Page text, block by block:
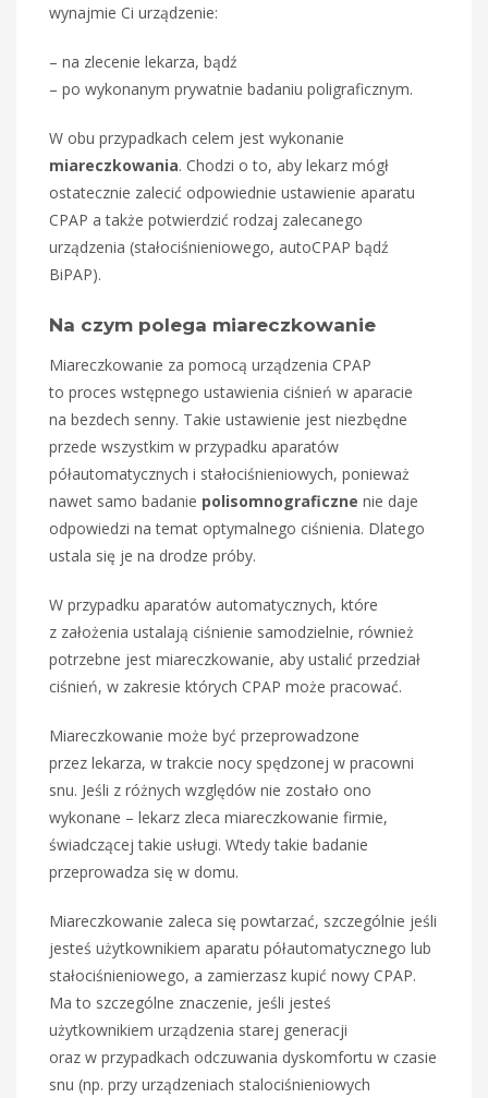
wynajmie Ci urządzenie:
– na zlecenie lekarza, bądź
– po wykonanym prywatnie badaniu poligraficznym.
W obu przypadkach celem jest wykonanie
miareczkowania. Chodzi o to, aby lekarz mógł
ostatecznie zalecić odpowiednie ustawienie aparatu
CPAP a także potwierdzić rodzaj zalecanego
urządzenia (stałociśnieniowego, autoCPAP bądź
BiPAP).
Na czym polega miareczkowanie
Miareczkowanie za pomocą urządzenia CPAP
to proces wstępnego ustawienia ciśnień w aparacie
na bezdech senny. Takie ustawienie jest niezbędne
przede wszystkim w przypadku aparatów
półautomatycznych i stałociśnieniowych, ponieważ
nawet samo badanie polisomnograficzne nie daje
odpowiedzi na temat optymalnego ciśnienia. Dlatego
ustala się je na drodze próby.
W przypadku aparatów automatycznych, które
z założenia ustalają ciśnienie samodzielnie, również
potrzebne jest miareczkowanie, aby ustalić przedział
ciśnień, w zakresie których CPAP może pracować.
Miareczkowanie może być przeprowadzone
przez lekarza, w trakcie nocy spędzonej w pracowni
snu. Jeśli z różnych względów nie zostało ono
wykonane – lekarz zleca miareczkowanie firmie,
świadczącej takie usługi. Wtedy takie badanie
przeprowadza się w domu.
Miareczkowanie zaleca się powtarzać, szczególnie jeśli
jesteś użytkownikiem aparatu półautomatycznego lub
stałociśnieniowego, a zamierzasz kupić nowy CPAP.
Ma to szczególne znaczenie, jeśli jesteś
użytkownikiem urządzenia starej generacji
oraz w przypadkach odczuwania dyskomfortu w czasie
snu (np. przy urządzeniach stalociśnieniowych